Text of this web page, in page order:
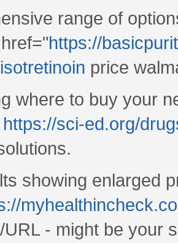
range of
https://
price
where to buy your
https://sci-ed.org/
showing enlarged
- might be your